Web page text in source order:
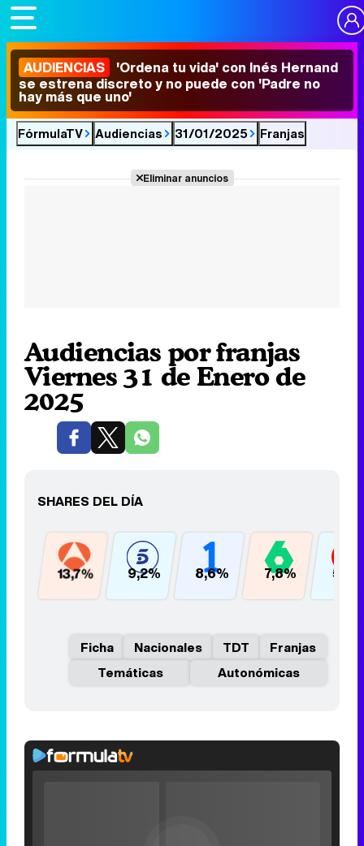
AUDIENCIAS 'Ordena tu vida' con Inés Hernand
se estrena discreto y no puede con 'Padre no
hay más que uno'
FórmulaTV Audiencias 31/01/2025 Franjas
Eliminar anuncios
Audiencias por franjas
Viernes 31 de Enero de
2025
SHARES DEL DÍA
13,7% 9,2% 8,6% 7,8%
Ficha Nacionales TDT
Franjas
Temáticas
Autonómicas